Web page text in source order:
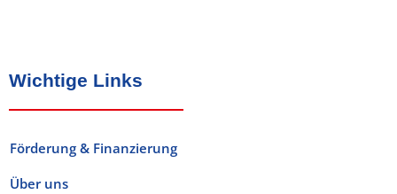
Wichtige Links​
Förderung & Finanzierung
Über uns